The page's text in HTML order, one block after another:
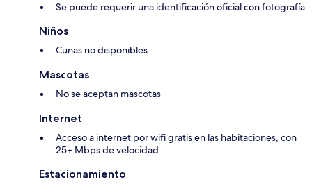
Se puede requerir una identificación oficial con fotografía
Niños
Cunas no disponibles
Mascotas
No se aceptan mascotas
Internet
Acceso a internet por wifi gratis en las habitaciones, con
25+ Mbps de velocidad
Estacionamiento